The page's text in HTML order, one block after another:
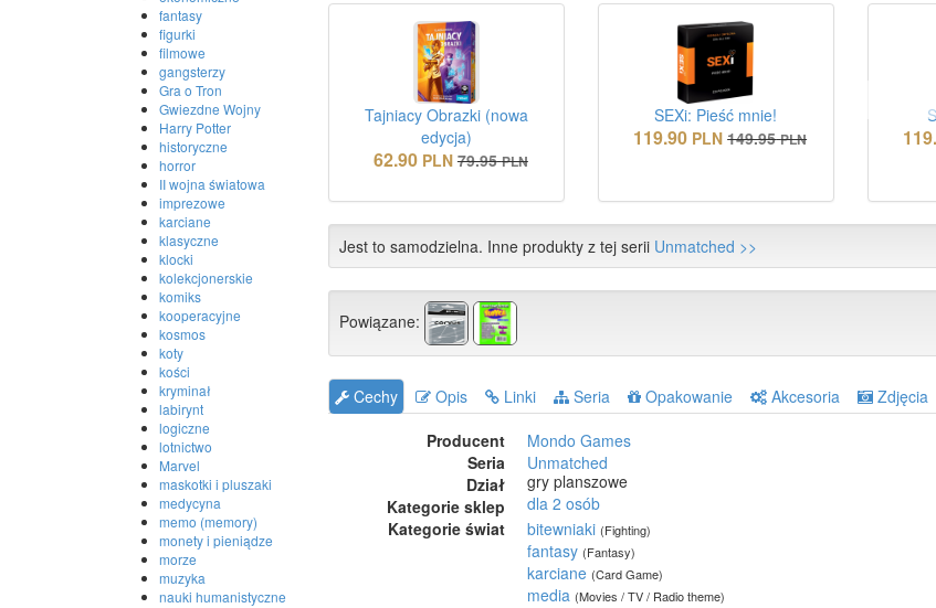
fantasy
figurki
filmowe
gangsterzy
Gra o Tron
Gwiezdne Wojny
Harry Potter
historyczne
horror
II wojna światowa
imprezowe
karciane
klasyczne
klocki
kolekcjonerskie
komiks
kooperacyjne
kosmos
koty
kości
kryminał
labirynt
logiczne
lotnictwo
Marvel
maskotki i pluszaki
medycyna
memo (memory)
monety i pieniądze
morze
muzyka
nauki humanistyczne
Tajniacy Obrazki (nowa
edycja)
62.90 PLN 79.95 PLN
SEXi: Pieść mnie!
119.90 PLN 149.95 PLN
Jest to samodzielna. Inne produkty z tej serii Unmatched >>
Powiązane:
Cechy Opis Linki Seria Opakowanie Akcesoria
Zdjęcia
Producent
Mondo Games
Seria
Unmatched
Dział
gry planszowe
Kategorie sklep
dla 2 osób
Kategorie świat
bitewniaki (Fighting)
fantasy (Fantasy)
karciane (Card Game)
media (Movies / TV / Radio theme)